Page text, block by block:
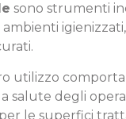
sono strumenti
utilizzo
salute degli
per le superfici